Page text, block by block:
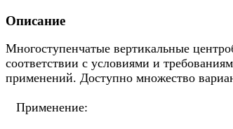
Описание
Многоступенчатые вертикальные
соответствии с условиями и
применений. Доступно множество
Применение: